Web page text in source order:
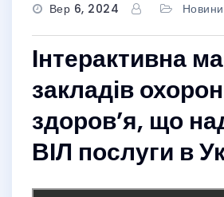
Вер 6, 2024 Новини
Інтерактивна
закладів
здоров’я, що
ВІЛ послуги в